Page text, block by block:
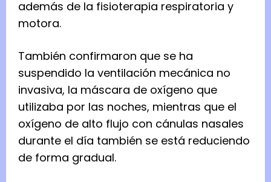
además de la fisioterapia respiratoria y
motora.
También confirmaron que se ha
suspendido la ventilación mecánica no
invasiva, la máscara de oxígeno que
utilizaba por las noches, mientras que el
oxígeno de alto flujo con cánulas nasales
durante el día también se está reduciendo
de forma gradual.